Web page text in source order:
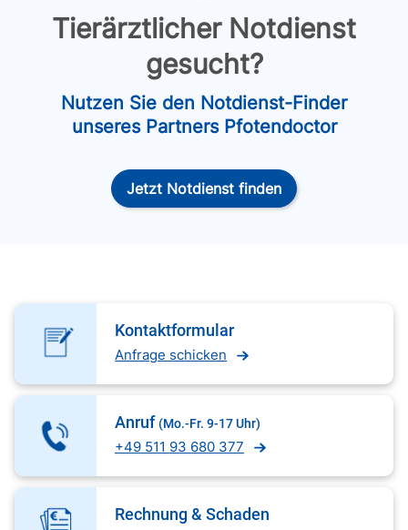
Tierärztlicher Notdienst
gesucht?
Nutzen Sie den Notdienst-Finder
unseres Partners Pfotendoctor
Jetzt Notdienst finden
Kontaktformular
Anfrage schicken
Anruf (Mo.-Fr. 9-17 Uhr)
+49 511 93 680 377
Rechnung & Schaden